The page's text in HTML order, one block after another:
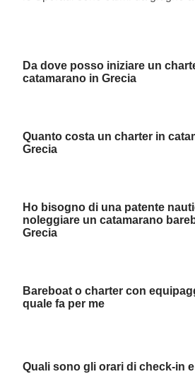
Da dove posso iniziare un
catamarano in Grecia
Quanto costa un charter in
Grecia
Ho bisogno di una patente
noleggiare un catamarano
Grecia
Bareboat o charter con
quale fa per me
Quali sono gli orari di check-in